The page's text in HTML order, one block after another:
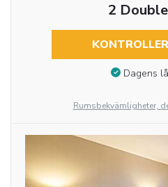
2
Dagens
Rumsbekvämligheter,